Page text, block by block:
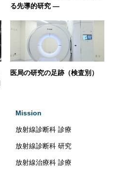
る先導的研究 ―
医局の研究の足跡（検査別）
Mission
放射線診断科 診療
放射線診断科 研究
放射線治療科 診療